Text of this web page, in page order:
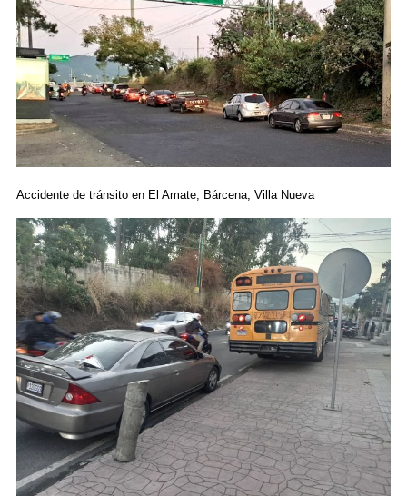
Accidente de tránsito en El Amate, Bárcena, Villa Nueva